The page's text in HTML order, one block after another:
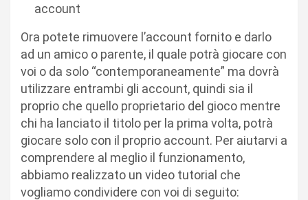
account
Ora potete rimuovere l’account fornito e darlo
ad un amico o parente, il quale potrà giocare con
voi o da solo “contemporaneamente” ma dovrà
utilizzare entrambi gli account, quindi sia il
proprio che quello proprietario del gioco mentre
chi ha lanciato il titolo per la prima volta, potrà
giocare solo con il proprio account. Per aiutarvi a
comprendere al meglio il funzionamento,
abbiamo realizzato un video tutorial che
vogliamo condividere con voi di seguito: